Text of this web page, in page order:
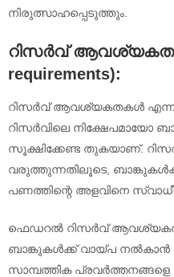
നിരുത്സാഹപ്പെടുത്തും.
റിസർവ്
requirements):
റിസർവ് ആവശ്യകതകൾ
റിസർവിലെ നിക്ഷേപമായോ
സൂക്ഷിക്കേണ്ട തുകയാണ്.
വരുത്തുന്നതിലൂടെ,
പണത്തിന്റെ അളവിനെ
ഫെഡറൽ റിസർവ്
ബാങ്കുകൾക്ക് വായ്പ
സാമ്പത്തിക പ്രവർത്തനങ്ങളെ